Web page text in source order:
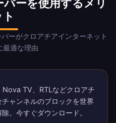
ーを使用するメリ
ト
ーがクロアチアインターネット
最適な理由
Nova TV、RTLなどクロアチ
チャンネルのブロックを世界
除。今すぐダウンロード 。